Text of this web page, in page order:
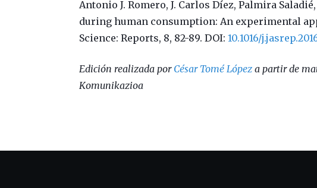
Antonio J. Romero, J. Carlos Díez, Palmira
during human consumption: An experimental
Science: Reports, 8, 82-89. DOI:10.1016/
Edición realizada por César Tomé López a partir de
Komunikazioa